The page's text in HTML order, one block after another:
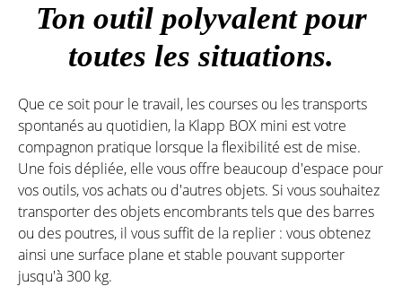
Ton outil polyvalent pour
toutes les situations.
Que ce soit pour le travail, les courses ou les transports
spontanés au quotidien, la Klapp BOX mini est votre
compagnon pratique lorsque la flexibilité est de mise.
Une fois dépliée, elle vous offre beaucoup d'espace pour
vos outils, vos achats ou d'autres objets. Si vous souhaitez
transporter des objets encombrants tels que des barres
ou des poutres, il vous suffit de la replier : vous obtenez
ainsi une surface plane et stable pouvant supporter
jusqu'à 300 kg.